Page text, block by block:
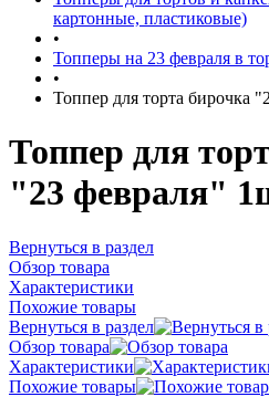
картонные, пластиковые)
•
Топперы на 23 февраля в
•
Топпер для торта бирочка
Топпер для
"23 февраля"
Вернуться в раздел
Обзор товара
Характеристики
Похожие товары
Вернуться в раздел
Обзор товара
Характеристики
Похожие товары